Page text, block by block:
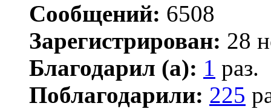
Сообщений: 6508
Зарегистрирован: 28
Благодарил (а): 1 раз.
Поблагодарили: 225